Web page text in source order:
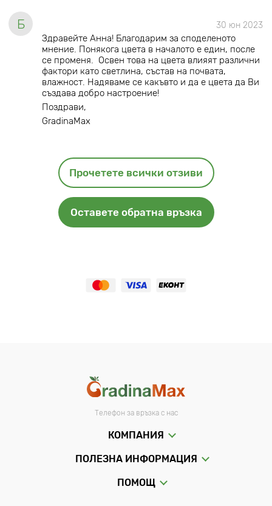
Б 30 юн 2023
Здравейте Анна! Благодарим за споделеното
мнение. Понякога цвета в началото е един, после
се променя. Освен това на цвета влияят различни
фактори като светлина, състав на почвата,
влажност. Надяваме се какъвто и да е цвета да Ви
създава добро настроение!
Поздрави,
GradinaMax
Прочетете всички отзиви
Оставете обратна връзка
Телефон за връзка с нас
КОМПАНИЯ
ПОЛЕЗНА ИНФОРМАЦИЯ
ПОМОЩ